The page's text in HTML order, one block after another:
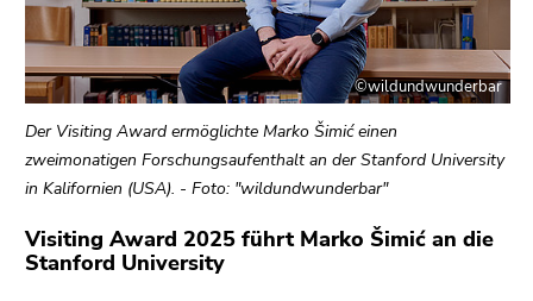
Zur
Positionsanzeige
(Zugriffstaste
2)
Zur
Hauptnavigation
(Zugriffstaste
Zu
den
©wildundwunderbar
Der Visiting Award ermöglichte Marko Šimić einen
zweimonatigen Forschungsaufenthalt an der Stanford University
in Kalifornien (USA). - Foto: "wildundwunderbar"
Visiting Award 2025 führt Marko Šimić an die
Stanford University